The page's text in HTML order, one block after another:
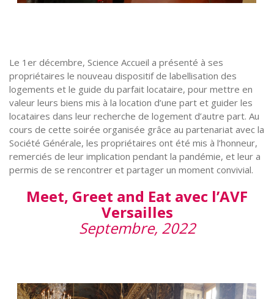
Le 1er décembre, Science Accueil a présenté à ses
propriétaires le nouveau dispositif de labellisation des
logements et le guide du parfait locataire, pour mettre en
valeur leurs biens mis à la location d’une part et guider les
locataires dans leur recherche de logement d’autre part. Au
cours de cette soirée organisée grâce au partenariat avec la
Société Générale, les propriétaires ont été mis à l’honneur,
remerciés de leur implication pendant la pandémie, et leur a
permis de se rencontrer et partager un moment convivial.
Meet, Greet and Eat avec l’AVF
Versailles
Septembre, 2022